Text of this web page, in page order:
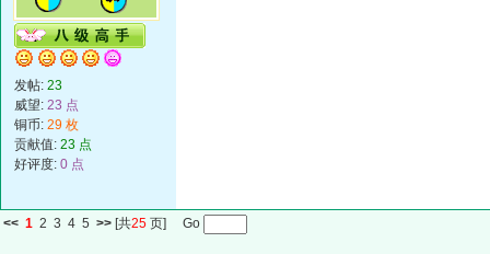
发帖: 23
威望: 23 点
铜币: 29 枚
贡献值: 23 点
好评度: 0 点
<< 1 2 3 4 5 >> [共25 页] Go